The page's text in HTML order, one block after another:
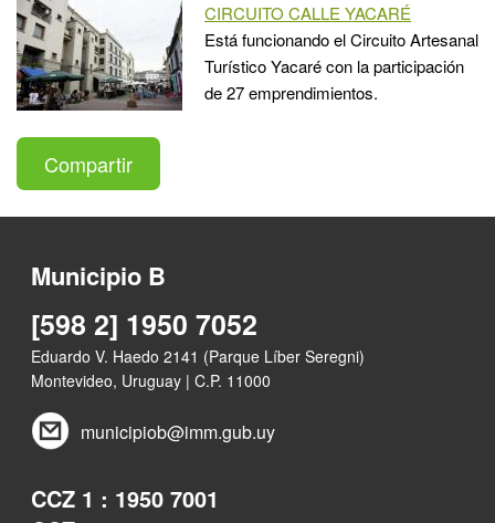
CIRCUITO CALLE YACARÉ
Está funcionando el Circuito Artesanal
Turístico Yacaré con la participación
de 27 emprendimientos.
Compartir
Municipio B
[598 2] 1950 7052
Eduardo V. Haedo 2141 (Parque Líber Seregni)
Montevideo, Uruguay | C.P. 11000
municipiob@imm.gub.uy
CCZ 1 : 1950 7001